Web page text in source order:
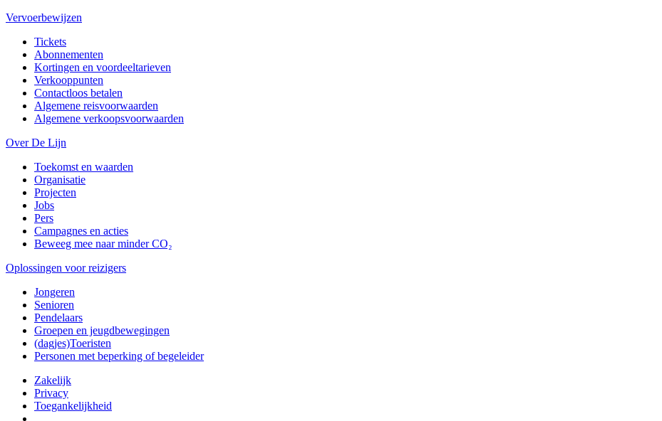
Vervoerbewijzen
Tickets
Abonnementen
Kortingen en voordeeltarieven
Verkooppunten
Contactloos betalen
Algemene reisvoorwaarden
Algemene verkoopsvoorwaarden
Over De Lijn
Toekomst en waarden
Organisatie
Projecten
Jobs
Pers
Campagnes en acties
Beweeg mee naar minder CO₂
Oplossingen voor reizigers
Jongeren
Senioren
Pendelaars
Groepen en jeugdbewegingen
(dagjes)Toeristen
Personen met beperking of begeleider
Zakelijk
Privacy
Toegankelijkheid